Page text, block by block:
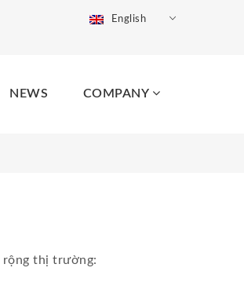
English
NEWS COMPANY
rộng thị trường: